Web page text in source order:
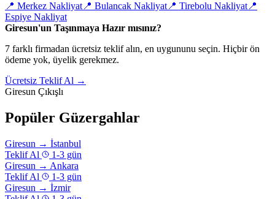
📍 Merkez Nakliyat 📍 Bulancak Nakliyat 📍 Tirebolu Nakliyat 📍
Espiye Nakliyat
Giresun'un Taşınmaya Hazır mısınız?
7 farklı firmadan ücretsiz teklif alın, en uygununu seçin. Hiçbir ön
ödeme yok, üyelik gerekmez.
Ücretsiz Teklif Al →
Giresun Çıkışlı
Popüler Güzergahlar
Giresun → İstanbul
Teklif Al
1-3 gün
Giresun → Ankara
Teklif Al
1-3 gün
Giresun → İzmir